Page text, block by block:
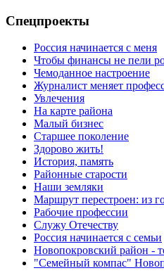
Спецпроекты
Россия начинается с меня
Чтобы финансы не пели
Чемоданное настроение
Журналист меняет
Увлечения
На карте района
Малый бизнес
Старшее поколение
Здорово жить!
История, память
Районные старости
Наши земляки
Маршрут перестроен: из
Рабочие профессии
Служу Отечеству
Россия начинается с семьи
Новопокровский район -
"Семейный компас"